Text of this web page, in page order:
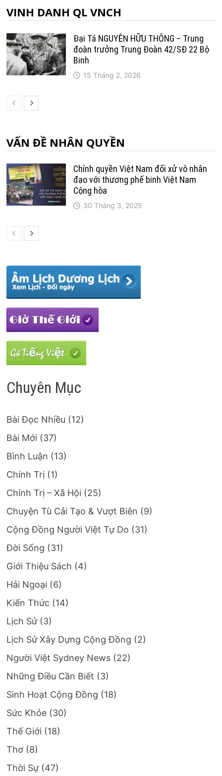
VINH DANH QL VNCH
Đại Tá NGUYỄN HỮU THÔNG – Trung
đoàn trưởng Trung Ðoàn 42/SÐ 22 Bộ
Binh
15 Tháng 2, 2026
VẤN ĐỀ NHÂN QUYỀN
Chính quyền Việt Nam đối xử vô nhân
đạo với thương phế binh Việt Nam
Cộng hòa
30 Tháng 3, 2025
Chuyên Mục
Bài Đọc Nhiều (12)
Bài Mới (37)
Bình Luận (13)
Chính Trị (1)
Chính Trị – Xã Hội (25)
Chuyện Tù Cải Tạo & Vượt Biên (9)
Cộng Đồng Người Việt Tự Do (31)
Đời Sống (31)
Giới Thiệu Sách (4)
Hải Ngoại (6)
Kiến Thức (14)
Lịch Sử(3)
Lịch Sử Xây Dựng Cộng Đồng (2)
Người Việt Sydney News (22)
Những Điều Cần Biết (3)
Sinh Hoạt Cộng Đồng (18)
Sức Khỏe (30)
Thế Giới (18)
Thơ (8)
Thời Sự(47)